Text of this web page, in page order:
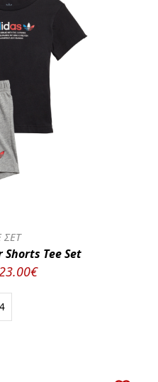
ΣΕΤ
Tee Set